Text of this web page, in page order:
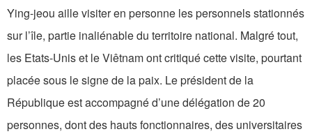
Ying-jeou aille visiter en personne les personnels stationnés
sur l’île, partie inaliénable du territoire national. Malgré tout,
les Etats-Unis et le Viêtnam ont critiqué cette visite, pourtant
placée sous le signe de la paix. Le président de la
République est accompagné d’une délégation de 20
personnes, dont des hauts fonctionnaires, des universitaires